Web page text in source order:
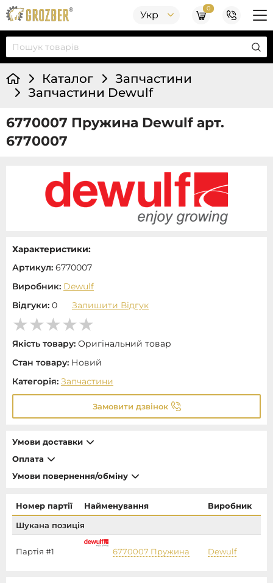
Укр
0
Каталог
Запчастини
Запчастини Dewulf
6770007 Пружина Dewulf арт.
6770007
Характеристики:
Артикул: 6770007
Виробник: Dewulf
Відгуки: 0 Залишити Відгук
Якість товару: Оригінальний товар
Стан товару: Новий
Категорія: Запчастини
Замовити дзвінок
Умови доставки
Оплата
Умови повернення/обміну
Номер партії Найменування
Виробник
Шукана позиція
Партія #1 6770007 Пружина Dewulf